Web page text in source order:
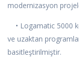
modernizasyon
• Logamatic 5000
ve uzaktan
basitleştirilmiştir.